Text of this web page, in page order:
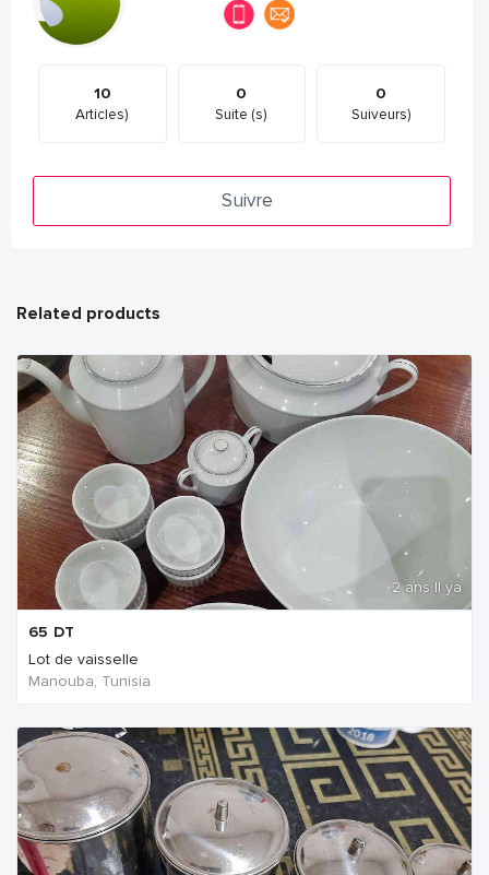
10
Articles)
0
Suite (s)
0
Suiveurs)
Suivre
Related products
2 ans Il ya
65 DT
Lot de vaisselle
Manouba, Tunisia